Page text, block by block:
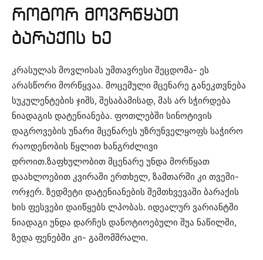
როგორ მოვრწყათ
ბარაქის ხე
კრასულას მოვლისას უმთავრესი შეცდომა- ეს
არასწორი მორწყვაა. მოცემული მცენარე განეკთვნება
სუკულენტების ჯიშს, შესაბამისად, მას არ სჭირდება
ნიადაგის დატენიანება. ფოთლებში სინოტივის
დაგროვების უნარი მცენარეს უზრუნველყოფს საჭირო
რაოდენობის წყლით ხანგრძლივი
დროით.ზაფხულობით მცენარე უნდა მორწყათ
დაახლოებით კვირაში ერთხელ, ზამთარში კი თვეში-
ორჯერ. ზედმეტი დატენიანების შემთხვევაში ბარაქის
ხის ფესვები დაიწყებს ლპობას. იდეალურ ვარიანტში
ნიადაგი უნდა დარჩეს დანოტიოებული შუა ნაწილში,
ზედა ფენებში კი- გამომშრალი.